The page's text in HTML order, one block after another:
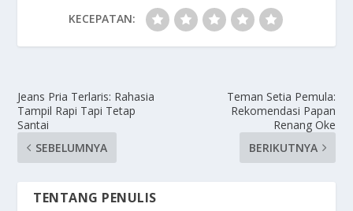
KECEPATAN:
Jeans Pria Terlaris: Rahasia
Tampil Rapi Tapi Tetap
Santai
SEBELUMNYA
Teman Setia Pemula:
Rekomendasi Papan
Renang Oke
BERIKUTNYA
TENTANG PENULIS